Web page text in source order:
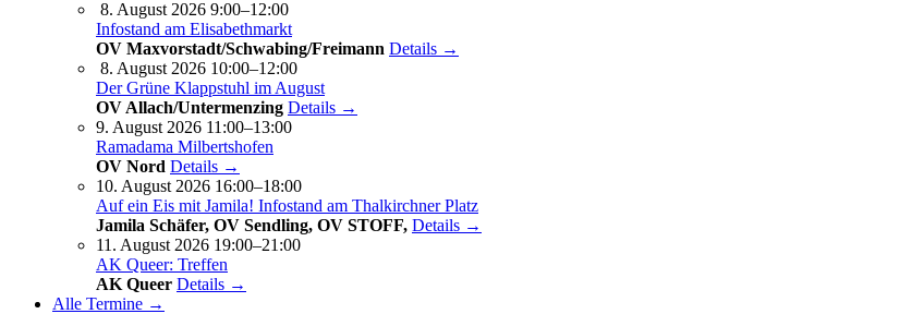
8. August 2026 9:00–12:00
Infostand am Elisabethmarkt
OV Maxvorstadt/Schwabing/Freimann Details →
8. August 2026 10:00–12:00
Der Grüne Klappstuhl im August
OV Allach/Untermenzing Details →
9. August 2026 11:00–13:00
Ramadama Milbertshofen
OV Nord Details →
10. August 2026 16:00–18:00
Auf ein Eis mit Jamila! Infostand am Thalkirchner Platz
Jamila Schäfer, OV Sendling, OV STOFF, Details →
11. August 2026 19:00–21:00
AK Queer: Treffen
AK Queer Details →
Alle Termine →